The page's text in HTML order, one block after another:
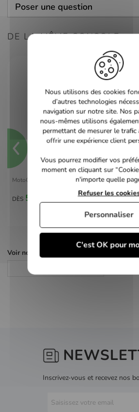
Poser une question
DE LA MÊME CONSOLE
MotoGP 2 - Xbox
DÈS 5,00 €
Voir nos autres pages :
Inscrivez-vous et recevez nos
Nous utilisons des cookies
d’autres technologies
navigation sur notre site. Nos
nous-mêmes utilisons
permettant de mesurer le trafic
offrir une expérience client
Vous pourrez modifier vos
moment en cliquant sur
n'importe quelle
C'est OK pour
Refuser les
Personnaliser